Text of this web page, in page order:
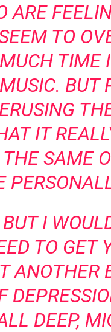
TO
TIME
BUT
IT
SAME
I
TO GET
ANOTHER
DEEP,